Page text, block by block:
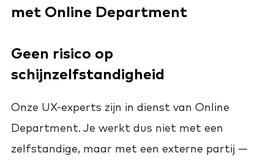
met Online Department
Geen risico op
schijnzelfstandigheid
Onze UX-experts zijn in dienst van Online
Department. Je werkt dus niet met een
zelfstandige, maar met een externe partij —